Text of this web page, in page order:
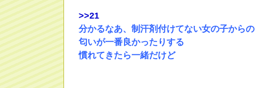
>>21
分かるなあ、制汗剤付けてない女の子からの
匂いが一番良かったりする
慣れてきたら一緒だけど